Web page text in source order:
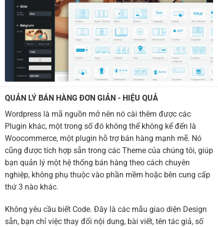
QUẢN LÝ BÁN HÀNG ĐƠN GIẢN - HIỆU QUẢ
Wordpress là mã nguồn mở nên nó cài thêm được các
Plugin khác, một trong số đó không thể không kể đến là
Woocommerce, một plugin hỗ trợ bán hàng mạnh mẽ. Nó
cũng được tích hợp sẵn trong các Theme của chúng tôi, giúp
bạn quản lý một hệ thống bán hàng theo cách chuyên
nghiệp, không phụ thuộc vào phần mềm hoặc bên cung cấp
thứ 3 nào khác.
Không yêu cầu biết Code. Đây là các mẫu giao diện Design
sẵn, bạn chỉ việc thay đổi nội dung, bài viết, tên tác giả, số